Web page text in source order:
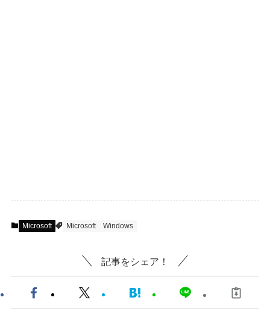
Microsoft Microsoft Windows
記事をシェア！